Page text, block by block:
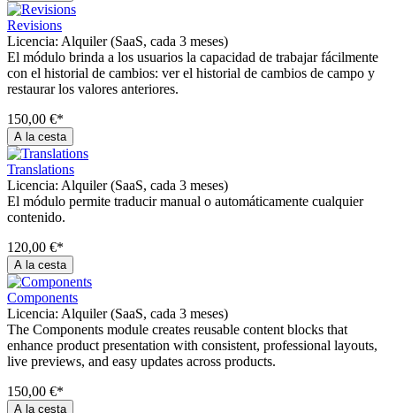
Revisions
Licencia: Alquiler (SaaS, cada 3 meses)
El módulo brinda a los usuarios la capacidad de trabajar fácilmente
con el historial de cambios: ver el historial de cambios de campo y
restaurar los valores anteriores.
150,00 €*
A la cesta
Translations
Licencia: Alquiler (SaaS, cada 3 meses)
El módulo permite traducir manual o automáticamente cualquier
contenido.
120,00 €*
A la cesta
Components
Licencia: Alquiler (SaaS, cada 3 meses)
The Components module creates reusable content blocks that
enhance product presentation with consistent, professional layouts,
live previews, and easy updates across products.
150,00 €*
A la cesta